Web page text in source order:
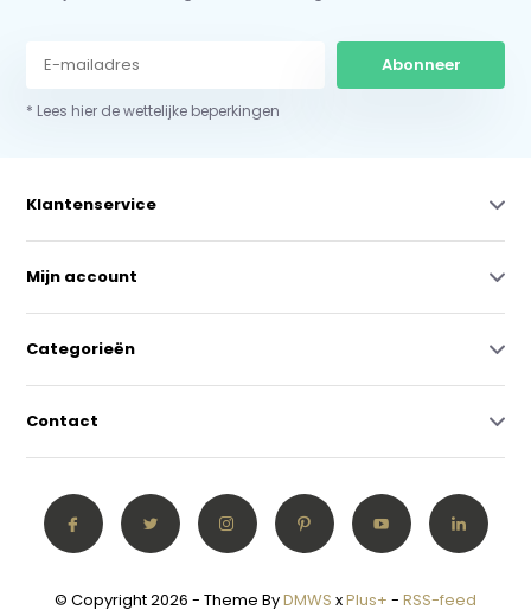
Abonneer
* Lees hier de wettelijke beperkingen
Klantenservice
Mijn account
Categorieën
Contact
© Copyright 2026 - Theme ByDMWS xPlus+ - RSS-feed